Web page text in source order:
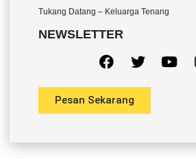
Tukang Datang – Keluarga Tenang
NEWSLETTER
Pesan Sekarang